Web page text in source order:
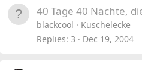
40 Tage 40 Nächte,
blackcool
Kuschelecke
Replies 3 Dec 19, 2004